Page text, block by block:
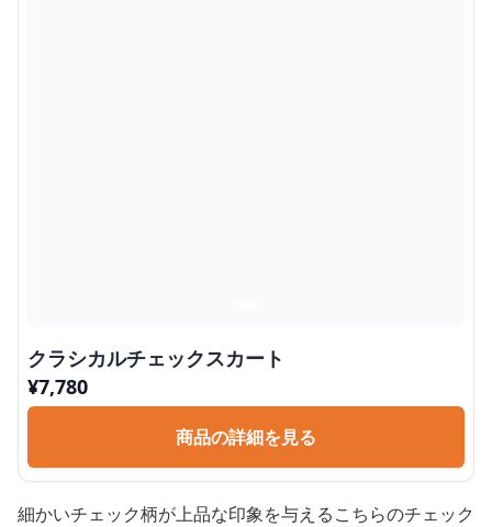
クラシカルチェックスカート
¥7,780
商品の詳細を見る
細かいチェック柄が上品な印象を与えるこちらのチェック